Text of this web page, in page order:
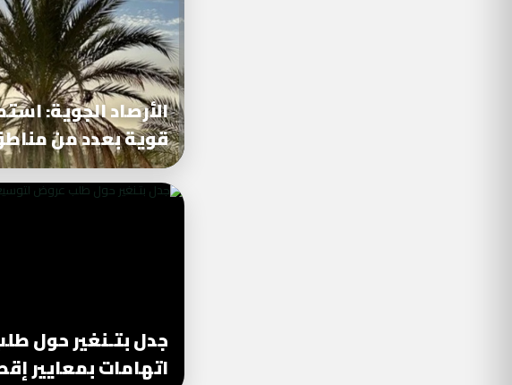
الأرصاد الجوية:
قوية بعدد من
جدل بتـنغير حول
اتهامات بمعايير